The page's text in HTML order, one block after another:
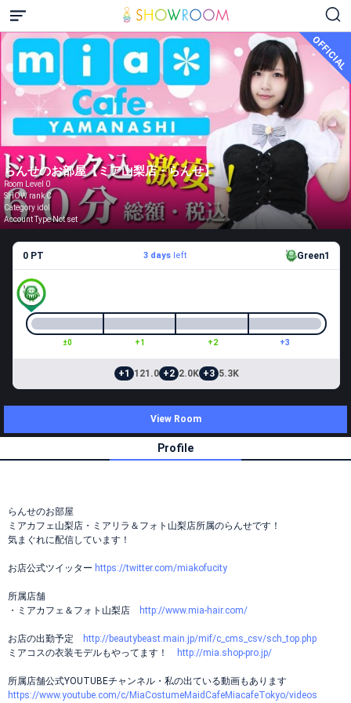
OFFICIAL
らんせのお部屋【ミア山梨店・らんせ】
Room Level 0
SHOW rank C
Category idol
Account Type Not set
0 PT 3 daysleft Green1
±0 +1 +2 +3
+1 121.0 +2 2.0K +3 5.3K
View Room
Profile
らんせのお部屋
ミアカフェ山梨店・ミアリラ＆フォト山梨店所属のらんせです！
気まぐれに配信しています！
お店公式ツイッター https://twitter.com/miakofucity
所属店舗
・ミアカフェ＆フォト山梨店
http://www.mia-hair.com/
お店の出勤予定
http://beautybeast.main.jp/mif/c_cms_csv/sch_top.php
ミアコスの衣装モデルもやってます！
http://mia.shop-pro.jp/
所属店舗公式YOUTUBEチャンネル・私の出ている動画もあります
https://www.youtube.com/c/MiaCostumeMaidCafeMiacafeTokyo/videos